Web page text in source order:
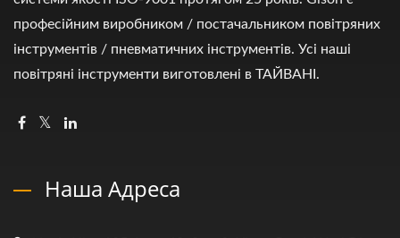
професійним виробником / постачальником повітряних
інструментів / пневматичних інструментів. Усі наші
повітряні інструменти виготовлені в ТАЙВАНІ.
Наша Адреса